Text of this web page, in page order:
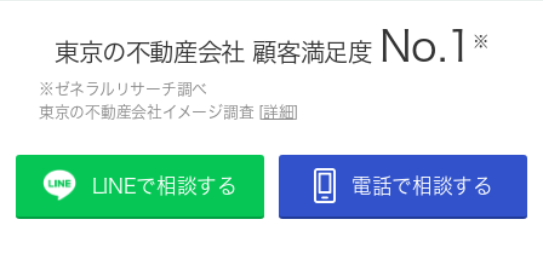
東京の不動産会社 顧客満足度 No.1 ※
※ゼネラルリサーチ調べ
東京の不動産会社イメージ調査 [ 詳細
LINEで相談する 電話で相談する